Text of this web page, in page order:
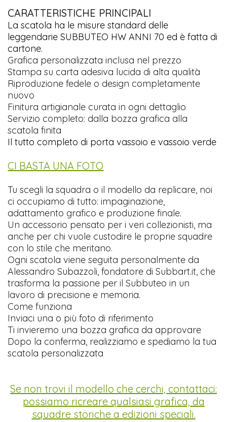
CARATTERISTICHE PRINCIPALI
La scatola ha le misure standard delle
leggendarie SUBBUTEO HW ANNI 70 ed è fatta di
cartone.
Grafica personalizzata inclusa nel prezzo
Stampa su carta adesiva lucida di alta qualità
Riproduzione fedele o design completamente
nuovo
Finitura artigianale curata in ogni dettaglio
Servizio completo: dalla bozza grafica alla
scatola finita
Il tutto completo di porta vassoio e vassoio verde
CI BASTA UNA FOTO
Tu scegli la squadra o il modello da replicare, noi
ci occupiamo di tutto: impaginazione,
adattamento grafico e produzione finale.
Un accessorio pensato per i veri collezionisti, ma
anche per chi vuole custodire le proprie squadre
con lo stile che meritano.
Ogni scatola viene seguita personalmente da
Alessandro Subazzoli, fondatore di Subbart.it, che
trasforma la passione per il Subbuteo in un
lavoro di precisione e memoria.
Come funziona
Inviaci una o più foto di riferimento
Ti invieremo una bozza grafica da approvare
Dopo la conferma, realizziamo e spediamo la tua
scatola personalizzata
Se non trovi il modello che cerchi, contattaci:
possiamo ricreare qualsiasi grafica, da
squadre storiche a edizioni speciali.